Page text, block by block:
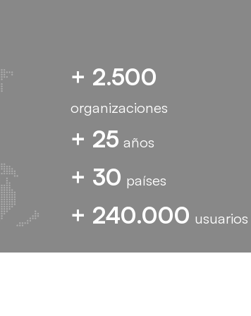
+ 2.500
organizaciones
+ 25 años
+ 30 países
+ 240.000 usuarios